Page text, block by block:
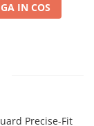
IN COS
Precise-Fit